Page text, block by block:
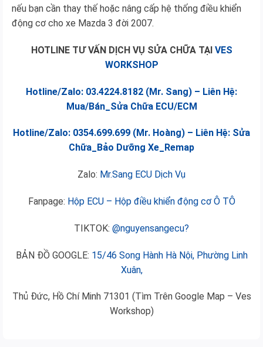
nếu bạn cần thay thế hoặc nâng cấp hệ thống điều khiển
động cơ cho xe Mazda 3 đời 2007.
HOTLINE TƯ VẤN DỊCH VỤ SỬA CHỮA TẠI VES
WORKSHOP
Hotline/Zalo: 03.4224.8182 (Mr. Sang) – Liên Hệ:
Mua/Bán_Sửa Chữa ECU/ECM
Hotline/Zalo: 0354.699.699 (Mr. Hoàng) – Liên Hệ: Sửa
Chữa_Bảo Dưỡng Xe_Remap
Zalo: Mr.Sang ECU Dịch Vụ
Fanpage: Hộp ECU – Hộp điều khiển động cơ Ô TÔ
TIKTOK: @nguyensangecu?
BẢN ĐỒ GOOGLE: 15/46 Song Hành Hà Nội, Phường Linh
Xuân,
Thủ Đức, Hồ Chí Minh 71301 (Tìm Trên Google Map – Ves
Workshop)